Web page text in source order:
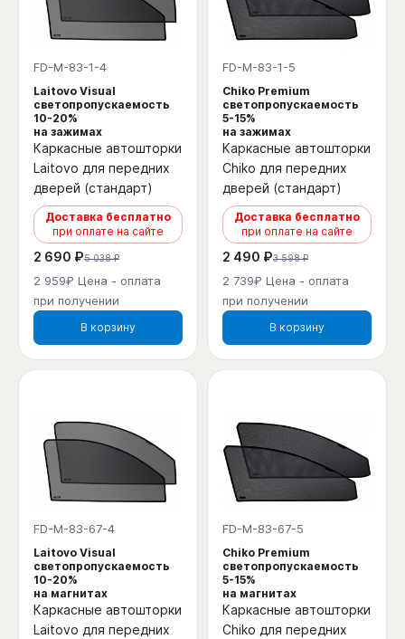
FD-M-83-1-4
Laitovo Visual
светопропускаемость
10-20%
на зажимах
Каркасные автошторки
Laitovo для передних
дверей (стандарт)
Доставка бесплатно
при оплате на сайте
2 690 ₽5 038 ₽
2 959₽ Цена - оплата
при получении
В корзину
FD-M-83-1-5
Chiko Premium
светопропускаемость
5-15%
на зажимах
Каркасные автошторки
Chiko для передних
дверей (стандарт)
Доставка бесплатно
при оплате на сайте
2 490 ₽3 598 ₽
2 739₽ Цена - оплата
при получении
В корзину
FD-M-83-67-4
Laitovo Visual
светопропускаемость
10-20%
на магнитах
Каркасные автошторки
Laitovo для передних
FD-M-83-67-5
Chiko Premium
светопропускаемость
5-15%
на магнитах
Каркасные автошторки
Chiko для передних